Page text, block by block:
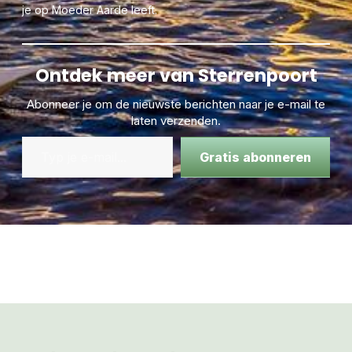
je op Moeder Aarde leeft.
Ontdek meer van Sterrenpoort
Abonneer je om de nieuwste berichten naar je e-mail te
laten verzenden.
Gratis abonneren